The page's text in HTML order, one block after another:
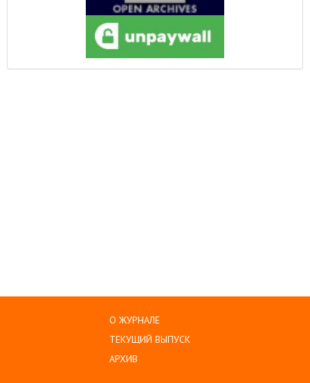
О ЖУРНАЛЕ
ТЕКУЩИЙ ВЫПУСК
АРХИВ